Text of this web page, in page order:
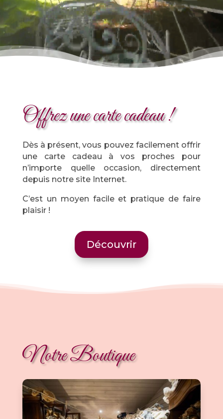
Offrez une carte cadeau !
Dès à présent, vous pouvez facilement offrir
une carte cadeau à vos proches pour
n’importe quelle occasion, directement
depuis notre site Internet.
C’est un moyen facile et pratique de faire
plaisir !
Découvrir
Notre Boutique